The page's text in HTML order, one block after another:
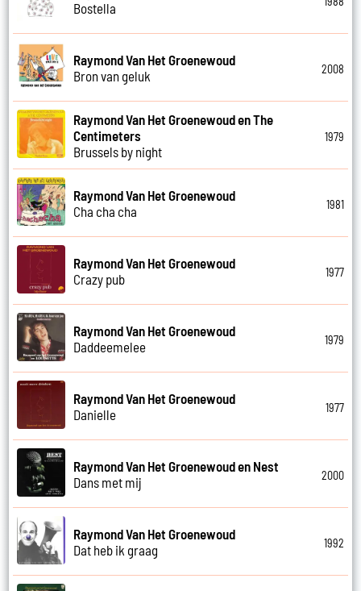
Bostella
Raymond Van Het Groenewoud
Bron van geluk
2008
Raymond Van Het Groenewoud en The
Centimeters
Brussels by night
1979
Raymond Van Het Groenewoud
Cha cha cha
1981
Raymond Van Het Groenewoud
Crazy pub
1977
Raymond Van Het Groenewoud
Daddeemelee
1979
Raymond Van Het Groenewoud
Danielle
1977
Raymond Van Het Groenewoud en Nest
Dans met mij
2000
Raymond Van Het Groenewoud
Dat heb ik graag
1992